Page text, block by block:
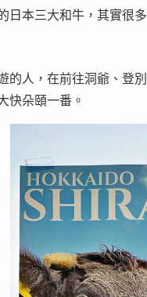
日本三大和牛，其實很
的人，在前往洞爺、登
快朵頤一番。